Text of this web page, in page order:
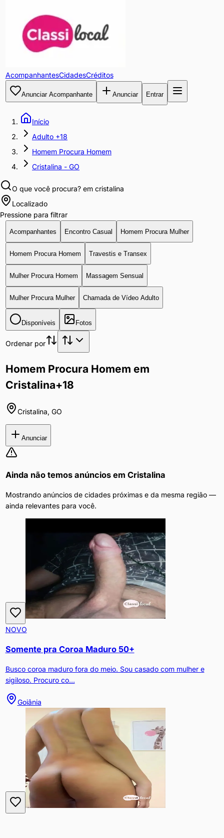
AcompanhantesCidadesCréditos
Anunciar Acompanhante Anunciar Entrar
Início
Adulto +18
Homem Procura Homem
Cristalina - GO
O que você procura? em cristalina
Localizado
Pressione para filtrar
Acompanhantes Encontro Casual Homem Procura Mulher
Homem Procura Homem Travestis e Transex
Mulher Procura Homem Massagem Sensual
Mulher Procura Mulher Chamada de Vídeo Adulto
Disponíveis Fotos
Ordenar por
Homem Procura Homem em
Cristalina+18
Cristalina, GO
Anunciar
Ainda não temos anúncios em Cristalina
Mostrando anúncios de cidades próximas e da mesma região —
ainda relevantes para você.
NOVO
Somente pra Coroa Maduro 50+
Busco coroa maduro fora do meio. Sou casado com mulher e
sigiloso. Procuro co...
Goiânia